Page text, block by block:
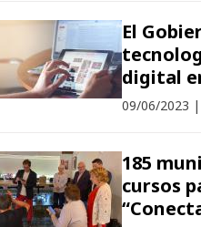
El
digital
09/06/2023 |
185
cursos